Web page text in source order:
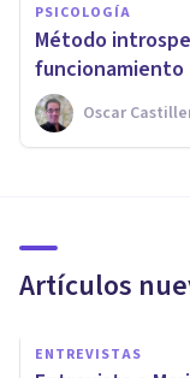
PSICOLOGÍA
Método
funcionamiento
Oscar
Artículos
ENTREVISTAS